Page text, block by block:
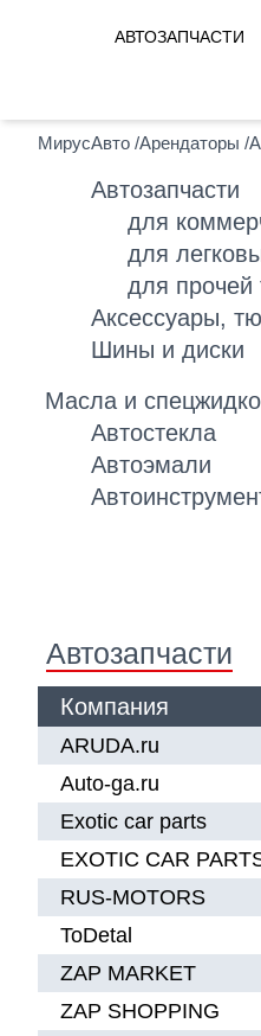
АВТОЗАПЧАСТИ
МирусАвто /Арендаторы /
Автозапчасти
для
для
для прочей
Аксессуары,
Шины и диски
Масла и
Автостекла
Автоэмали
Автозапчасти
Компания
ARUDA.ru
Auto-ga.ru
Exotic car parts
EXOTIC CAR
RUS-MOTORS
ToDetal
ZAP MARKET
ZAP SHOPPING